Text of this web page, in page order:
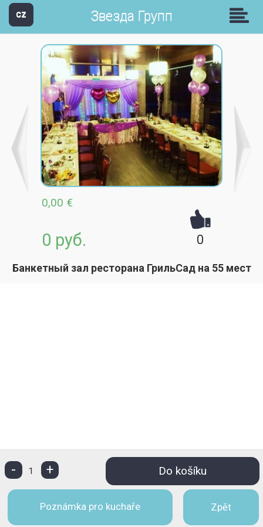
CZ Звезда Групп
0,00 €
0 руб. 0
Банкетный зал ресторана ГрильСад на 55 мест
- 1 + Do košíku
Poznámka pro kuchaře Zpět